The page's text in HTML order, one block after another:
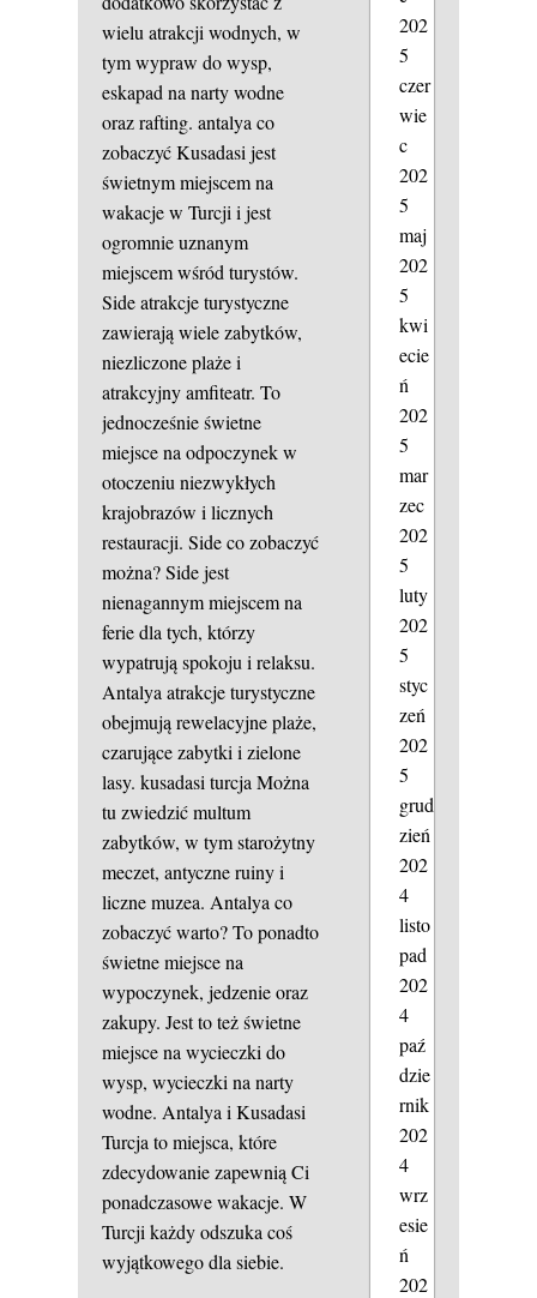
wielu atrakcji wodnych, w
tym wypraw do wysp,
eskapad na narty wodne
oraz rafting. antalya co
zobaczyćKusadasi jest
świetnym miejscem na
wakacje w Turcji i jest
ogromnie uznanym
miejscem wśród turystów.
Side atrakcje turystyczne
zawierają wiele zabytków,
niezliczone plaże i
atrakcyjny amfiteatr. To
jednocześnie świetne
miejsce na odpoczynek w
otoczeniu niezwykłych
krajobrazów i licznych
restauracji. Side co zobaczyć
można? Side jest
nienagannym miejscem na
ferie dla tych, którzy
wypatrują spokoju i relaksu.
Antalya atrakcje turystyczne
obejmują rewelacyjne plaże,
czarujące zabytki i zielone
lasy. kusadasi turcja Można
tu zwiedzić multum
zabytków, w tym starożytny
meczet, antyczne ruiny i
liczne muzea. Antalya co
zobaczyć warto? To ponadto
świetne miejsce na
wypoczynek, jedzenie oraz
zakupy. Jest to też świetne
miejsce na wycieczki do
wysp, wycieczki na narty
wodne. Antalya i Kusadasi
Turcja to miejsca, które
zdecydowanie zapewnią Ci
ponadczasowe wakacje. W
Turcji każdy odszuka coś
wyjątkowego dla siebie.
202
5
czer
wie
c
202
5
maj
202
5
kwi
ecie
ń
202
5
mar
zec
202
5
luty
202
5
styc
zeń
202
5
grud
zień
202
4
listo
pad
202
4
paź
dzie
rnik
202
4
wrz
esie
ń
202